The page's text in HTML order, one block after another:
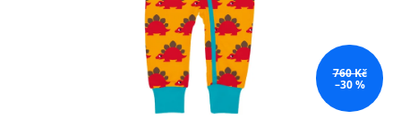
760 Kč
–30 %